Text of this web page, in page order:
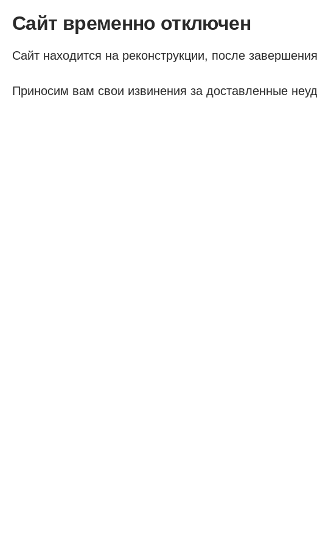
Сайт временно отключен
Сайт находится на реконструкции, после
Приносим вам свои извинения за доставленные